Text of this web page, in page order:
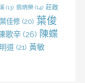
(13) 翁炳榮 (14) 莊啟
葉佳修 (20) 葉俊
歌辛 (26) 陳蝶
道 (21) 黃敏